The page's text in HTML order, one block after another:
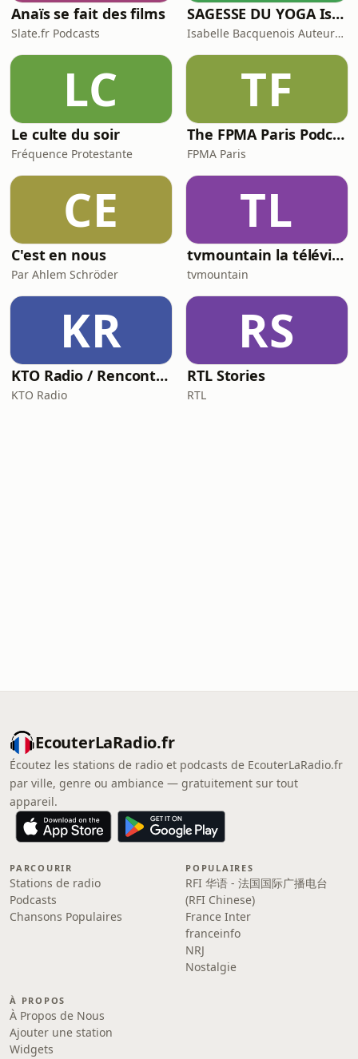
Anaïs se fait des films
Slate.fr Podcasts
SAGESSE DU YOGA Isabelle Bacquenois Auteure Yogini
Isabelle Bacquenois Auteure & Yogini
LC
Le culte du soir
Fréquence Protestante
TF
The FPMA Paris Podcast
FPMA Paris
CE
C'est en nous
Par Ahlem Schröder
TL
tvmountain la télévision montagne alpinisme ski de randonnée sur le web basée au Pays du Mont-Blanc
tvmountain
KR
KTO Radio / Rencontre avec
KTO Radio
RS
RTL Stories
RTL
EcouterLaRadio.fr
Écoutez les stations de radio et podcasts de EcouterLaRadio.fr
par ville, genre ou ambiance — gratuitement sur tout
appareil.
PARCOURIR
Stations de radio
Podcasts
Chansons Populaires
POPULAIRES
RFI 华语 - 法国国际广播电台
(RFI Chinese)
France Inter
franceinfo
NRJ
Nostalgie
À PROPOS
À Propos de Nous
Ajouter une station
Widgets